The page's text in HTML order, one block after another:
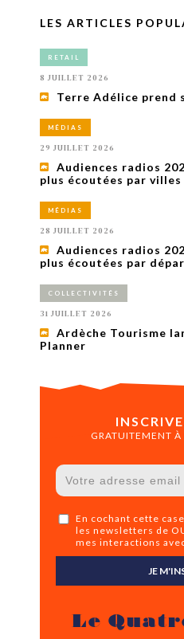
LES ARTICLES
RETAIL
8 JUILLET 2026
Terre Adélice prend
MÉDIAS
29 JUILLET 2026
Audiences radios
plus écoutées par villes
MÉDIAS
28 JUILLET 2026
Audiences radios
plus écoutées par
COLLECTIVITÉS
31 JUILLET 2026
Ardèche Tourisme
Planner
GRATUITEMENT À
En cochant cette
les newsletters de
mes interactions
JE
Le